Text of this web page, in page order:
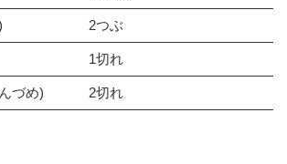
2つぶ
1切れ
づめ) 2切れ